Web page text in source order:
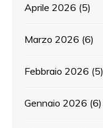
Aprile 2026 (5)
Marzo 2026 (6)
Febbraio 2026 (5)
Gennaio 2026 (6)